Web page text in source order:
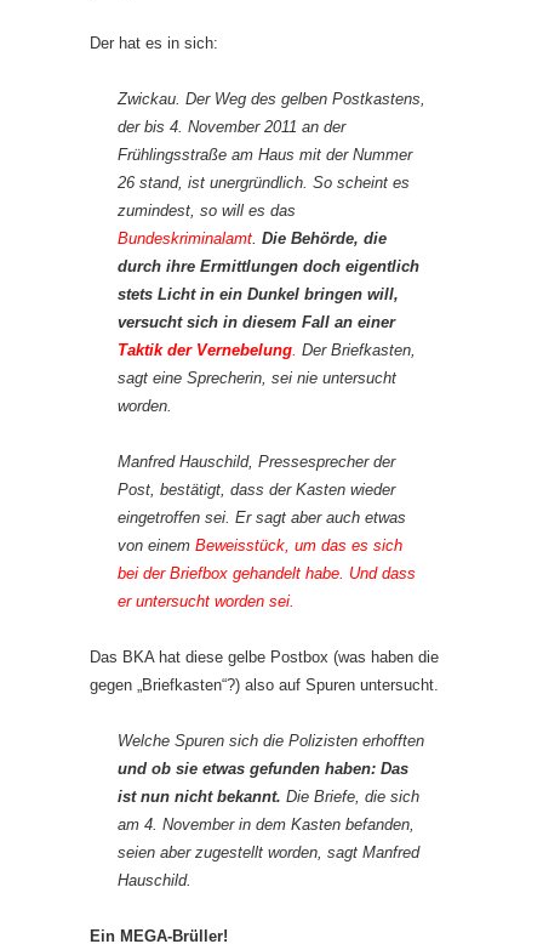
Der hat es in sich:
Zwickau. Der Weg des gelben Postkastens,
der bis 4. November 2011 an der
Frühlingsstraße am Haus mit der Nummer
26 stand, ist unergründlich. So scheint es
zumindest, so will es das
Bundeskriminalamt. Die Behörde, die
durch ihre Ermittlungen doch eigentlich
stets Licht in ein Dunkel bringen will,
versucht sich in diesem Fall an einer
Taktik der Vernebelung. Der Briefkasten,
sagt eine Sprecherin, sei nie untersucht
worden.
Manfred Hauschild, Pressesprecher der
Post, bestätigt, dass der Kasten wieder
eingetroffen sei. Er sagt aber auch etwas
von einem Beweisstück, um das es sich
bei der Briefbox gehandelt habe. Und dass
er untersucht worden sei.
Das BKA hat diese gelbe Postbox (was haben die
gegen „Briefkasten“?) also auf Spuren untersucht.
Welche Spuren sich die Polizisten erhofften
und ob sie etwas gefunden haben: Das
ist nun nicht bekannt. Die Briefe, die sich
am 4. November in dem Kasten befanden,
seien aber zugestellt worden, sagt Manfred
Hauschild.
Ein MEGA-Brüller!